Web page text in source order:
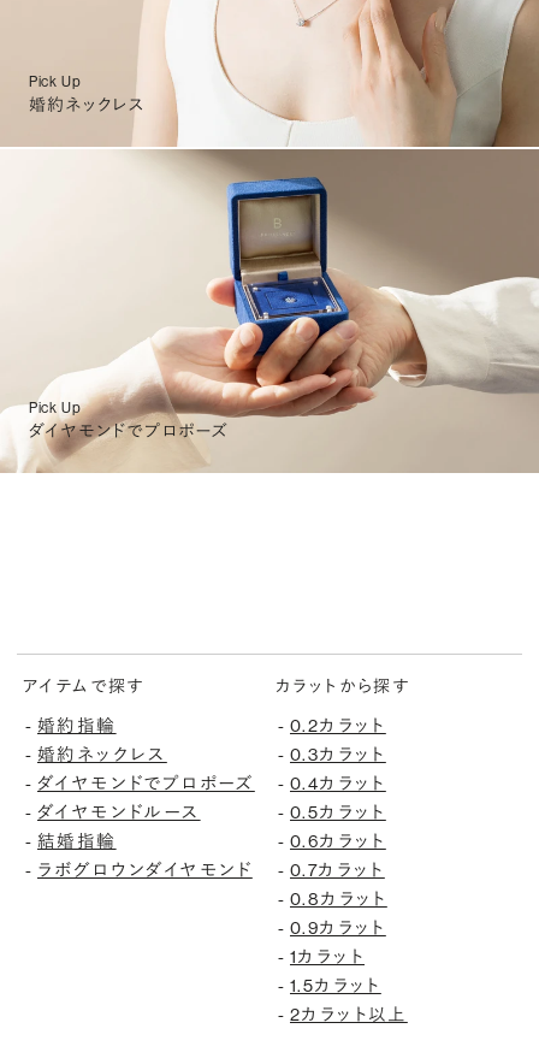
Pick Up
婚約ネックレス
Pick Up
ダイヤモンドでプロポーズ
アイテムで探す
- 婚約指輪
- 婚約ネックレス
- ダイヤモンドでプロポーズ
- ダイヤモンドルース
- 結婚指輪
- ラボグロウンダイヤモンド
カラットから探す
- 0.2カラット
- 0.3カラット
- 0.4カラット
- 0.5カラット
- 0.6カラット
- 0.7カラット
- 0.8カラット
- 0.9カラット
- 1カラット
- 1.5カラット
- 2カラット以上